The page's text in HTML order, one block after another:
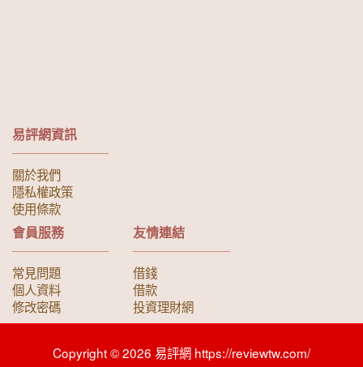
易評網資訊
關於我們
隱私權政策
使用條款
會員服務
常見問題
個人資料
修改密碼
友情連結
借錢
借款
投資理財網
Copyright © 2026 易評網 https://reviewtw.com/